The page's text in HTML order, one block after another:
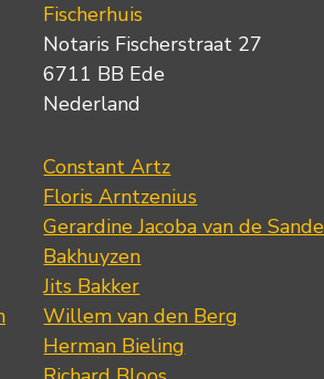
Fischerhuis
Notaris Fischerstraat 27
6711 BB Ede
Nederland
Constant Artz
Floris Arntzenius
Gerardine Jacoba van de Sande
Bakhuyzen
Jits Bakker
Willem van den Berg
Herman Bieling